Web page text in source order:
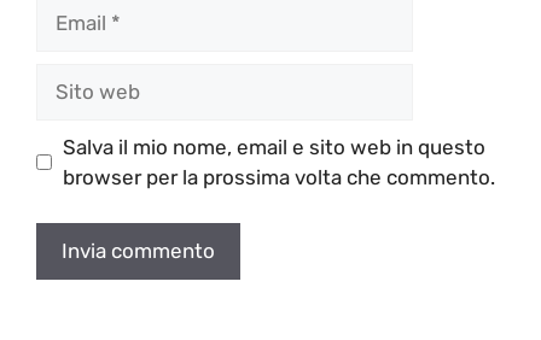
web
Salva il mio nome, email e sito web in questo
browser per la prossima volta che commento.